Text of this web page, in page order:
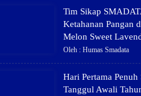
Tim Sikap
Ketahanan Pangan
Melon Sweet
Oleh : Humas Smadata
Hari Pertama
Tanggul Awali